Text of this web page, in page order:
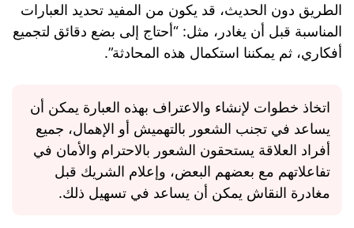
الطريق دون الحديث، قد يكون من المفيد تحديد العبارات
المناسبة قبل أن يغادر، مثل: “أحتاج إلى بضع دقائق لتجميع
أفكاري، ثم يمكننا استكمال هذه المحادثة”.
اتخاذ خطوات لإنشاء والاعتراف بهذه العبارة يمكن أن
يساعد في تجنب الشعور بالتهميش أو الإهمال، جميع
أفراد العلاقة يستحقون الشعور بالاحترام والأمان في
تفاعلاتهم مع بعضهم البعض، وإعلام الشريك قبل
مغادرة النقاش يمكن أن يساعد في تسهيل ذلك.